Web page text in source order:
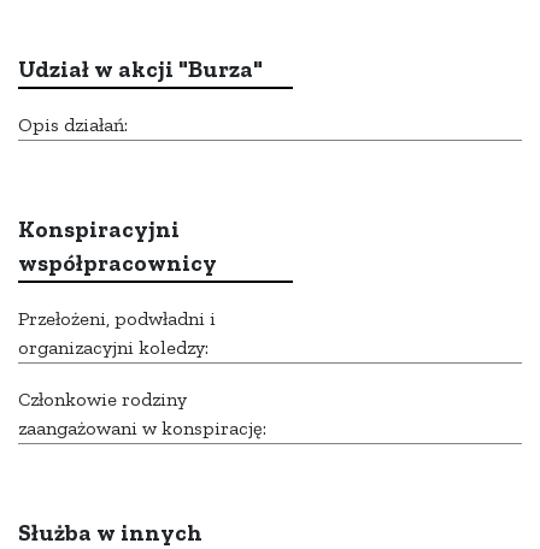
Udział w akcji "Burza"
Opis działań:
Konspiracyjni
współpracownicy
Przełożeni, podwładni i
organizacyjni koledzy:
Członkowie rodziny
zaangażowani w konspirację:
Służba w innych